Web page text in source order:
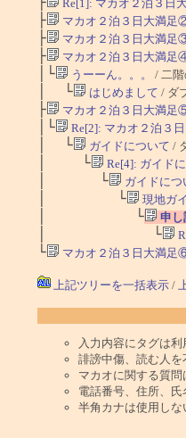
Re[1]: マカオ２泊３日
├ マカオ２泊３日大満足
├ マカオ２泊３日大満足
├ マカオ２泊３日大満足
│└ うーーん。。。 / 二階
│ └ はじめまして / ダ
├ マカオ２泊３日大満足
│└ Re[2]: マカオ２泊３
│ └ ガイドについて /
│ └ Re[4]: ガイド
│ └ ガイドにつ
│ └ 現地ガ
│ └ 申し
│ └
└ マカオ２泊３日大満足
上記ツリーを一括表示/
入力内容にタグは利
誹謗中傷、読む人を
マカオに関する質
電話番号、住所、氏
半角カナは使用しな